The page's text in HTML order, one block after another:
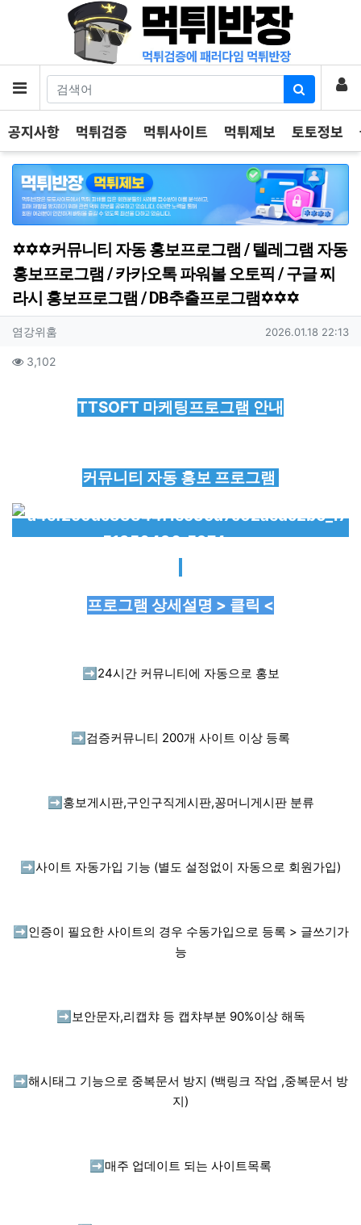
메뉴 로
공지사항 먹튀검증 먹튀사이트 먹튀제보 토토정보
✡️✡️✡️커뮤니티 자동 홍보프로그램 / 텔레그램 자동
홍보프로그램 / 카카오톡 파워볼 오토픽 / 구글 찌
라시 홍보프로그램 / DB추출프로그램✡️✡️✡️
작성자 정보
염강위훔 작성일
2026.01.18 22:13
컨텐츠 정보
3,102조회
TTSOFT 마케팅프로그램 안내
커뮤니티 자동 홍보 프로그램
프로그램 상세설명 > 클릭 <
➡️ 24시간 커뮤니티에 자동으로 홍보
➡️ 검증커뮤니티 200개 사이트 이상 등록
➡️ 홍보게시판,구인구직게시판,꽁머니게시판 분류
➡️ 사이트 자동가입 기능 (별도 설정없이 자동으로 회원가입)
➡️ 인증이 필요한 사이트의 경우 수동가입으로 등록 > 글쓰기가
능
➡️ 보안문자,리캡챠 등 캡챠부분 90%이상 해독
➡️ 해시태그 기능으로 중복문서 방지 (백링크 작업 ,중복문서 방
지)
➡️ 매주 업데이트 되는 사이트목록